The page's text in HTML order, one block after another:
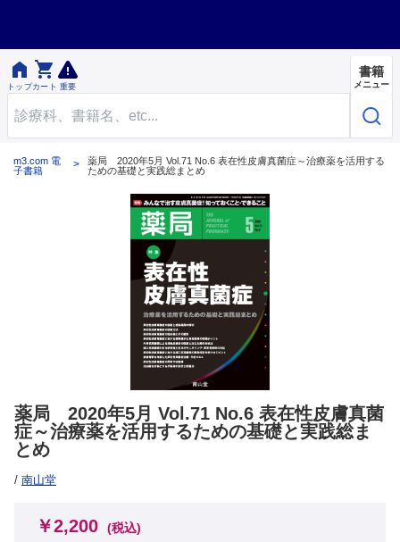

トップ

カート 重要
書籍
メニュー
m3.com 電
子書籍
薬局 2020年5月 Vol.71 No.6 表在性皮膚真菌症～治療薬を活用する
ための基礎と実践総まとめ
薬局 2020年5月 Vol.71 No.6 表在性皮膚真菌
症～治療薬を活用するための基礎と実践総ま
とめ
/ 南山堂
￥2,200 (税込)